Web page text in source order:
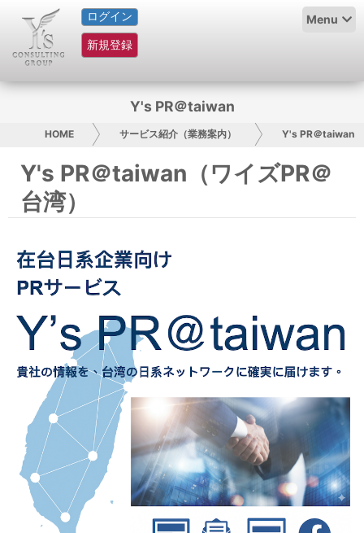
ログイン
新規登録
Menu
HOME
サービス紹介
グループ概要
採用情報
お問い合わせ
日本人にPR
コンサルティング
リサーチ
セミナー
経済ニュース
労務顧問
ＩＴ
飲食店情報
Y's PR＠taiwan
HOME サービス紹介（業務案内） Y's PR＠taiwan
Y's PR＠taiwan（ワイズPR＠
台湾）